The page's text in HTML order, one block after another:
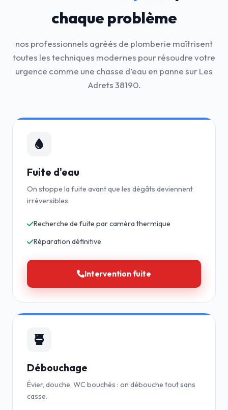
chaque problème
nos professionnels agréés de plomberie maîtrisent
toutes les techniques modernes pour résoudre votre
urgence comme une chasse d’eau en panne sur Les
Adrets 38190.
Fuite d'eau
On stoppe la fuite avant que les dégâts deviennent
irréversibles.
Recherche de fuite par caméra thermique
Réparation définitive
Intervention fuite
Débouchage
Évier, douche, WC bouchés : on débouche tout sans
casse.